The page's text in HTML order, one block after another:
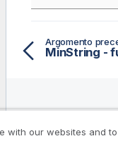
Argomento
MinString -
Aiuto-Risorse
with our websites and to